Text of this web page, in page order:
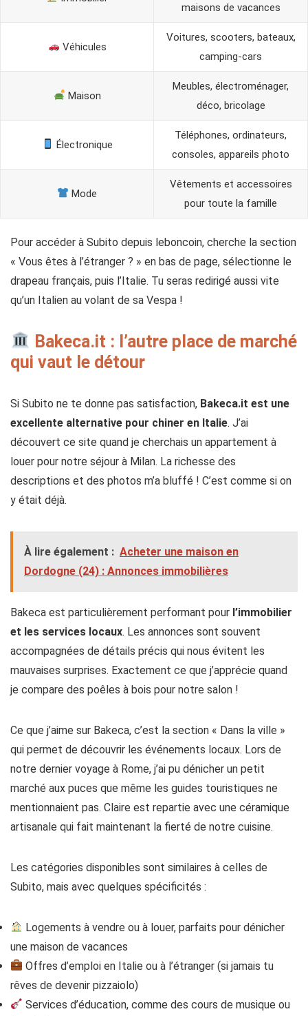
maisons de vacances
Véhicules
Voitures, scooters, bateaux,
camping-cars
Maison
Meubles, électroménager,
déco, bricolage
Électronique
Téléphones, ordinateurs,
consoles, appareils photo
Mode
Vêtements et accessoires
pour toute la famille
Pour accéder à Subito depuis leboncoin, cherche la section
« Vous êtes à l’étranger ? » en bas de page, sélectionne le
drapeau français, puis l’Italie. Tu seras redirigé aussi vite
qu’un Italien au volant de sa Vespa !
Bakeca.it : l’autre place de marché
qui vaut le détour
Si Subito ne te donne pas satisfaction, Bakeca.it est une
excellente alternative pour chiner en Italie. J’ai
découvert ce site quand je cherchais un appartement à
louer pour notre séjour à Milan. La richesse des
descriptions et des photos m’a bluffé ! C’est comme si on
y était déjà.
À lire également : Acheter une maison en
Dordogne (24) : Annonces immobilières
Bakeca est particulièrement performant pour l’immobilier
et les services locaux. Les annonces sont souvent
accompagnées de détails précis qui nous évitent les
mauvaises surprises. Exactement ce que j’apprécie quand
je compare des poêles à bois pour notre salon !
Ce que j’aime sur Bakeca, c’est la section « Dans la ville »
qui permet de découvrir les événements locaux. Lors de
notre dernier voyage à Rome, j’ai pu dénicher un petit
marché aux puces que même les guides touristiques ne
mentionnaient pas. Claire est repartie avec une céramique
artisanale qui fait maintenant la fierté de notre cuisine.
Les catégories disponibles sont similaires à celles de
Subito, mais avec quelques spécificités :
Logements à vendre ou à louer, parfaits pour dénicher
une maison de vacances
Offres d’emploi en Italie ou à l’étranger (si jamais tu
rêves de devenir pizzaiolo)
Services d’éducation, comme des cours de musique ou